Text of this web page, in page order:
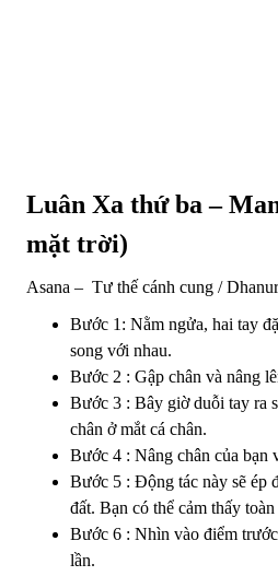
Luân Xa thứ ba –
mặt trời)
Asana – Tư thế cánh cung /
Bước 1: Nằm ngửa, hai tay
song với nhau.
Bước 2 : Gập chân và nâng
Bước 3 : Bây giờ duỗi tay ra
chân ở mắt cá chân.
Bước 4 : Nâng chân của bạn
Bước 5 : Động tác này sẽ ép
đất. Bạn có thể cảm thấy
Bước 6 : Nhìn vào điểm
lần.